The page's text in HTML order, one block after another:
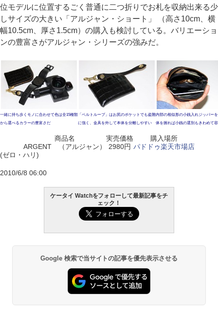
位モデルに位置するごく普通に二つ折りでお札を収納出来る少
しサイズの大きい「アルジャン・ショート」 （高さ10cm、横
幅10.5cm、厚さ1.5cm）の購入も検討している。バリエーショ
ンの豊富さがアルジャン・シリーズの強みだ。
一緒に持ち歩くモノに合わせて色は全15種類
から選べるカラーの豊富さだ
「ベルトループ」はお尻のポケットでも盗難
に強く、金具を外して本体を分離しやすい
内部の相似形の小銭入れジッパー
体を握れば小銭の選別もきわめて
商品名 実売価格
購入場所
ARGENT （アルジャン）
2980円 パドドゥ楽天市場店
(ゼロ・ハリ)
2010/6/8 06:00
ケータイ Watchをフォローして最新記事をチ
ェック！
Google 検索で当サイトの記事を優先表示させる